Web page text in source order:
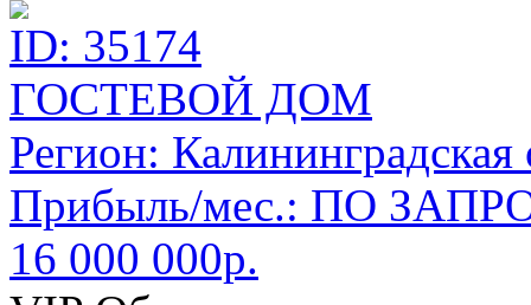
ID: 35174
ГОСТЕВОЙ ДОМ
Регион: Калининградская
Прибыль/мес.: ПО
16 000 000р.